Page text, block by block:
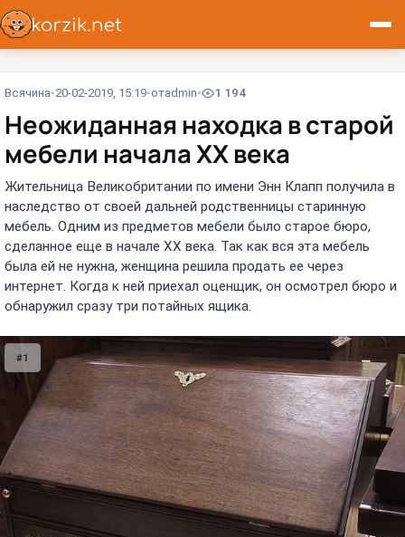
Всячина 20-02-2019, 15:19 отadmin 1 194
Неожиданная находка в старой
мебели начала ХХ века
Жительница Великобритании по имени Энн Клапп получила в
наследство от своей дальней родственницы старинную
мебель. Одним из предметов мебели было старое бюро,
сделанное еще в начале ХХ века. Так как вся эта мебель
была ей не нужна, женщина решила продать ее через
интернет. Когда к ней приехал оценщик, он осмотрел бюро и
обнаружил сразу три потайных ящика.
#1